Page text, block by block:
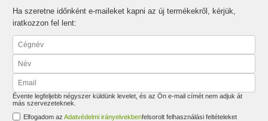
Ha szeretne időnként e-maileket kapni az új termékekről, kérjük,
iratkozzon fel lent:
Évente legfeljebb négyszer küldünk levelet, és az Ön e-mail címét nem adjuk át
más szervezeteknek.
Elfogadom azAdatvédelmi irányelvekbenfelsorolt felhasználási feltételeket